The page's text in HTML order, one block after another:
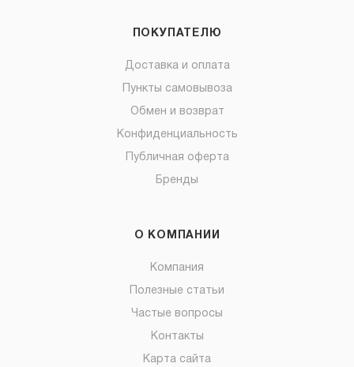
ПОКУПАТЕЛЮ
Доставка и оплата
Пункты самовывоза
Обмен и возврат
Конфиденциальность
Публичная оферта
Бренды
О КОМПАНИИ
Компания
Полезные статьи
Частые вопросы
Контакты
Карта сайта